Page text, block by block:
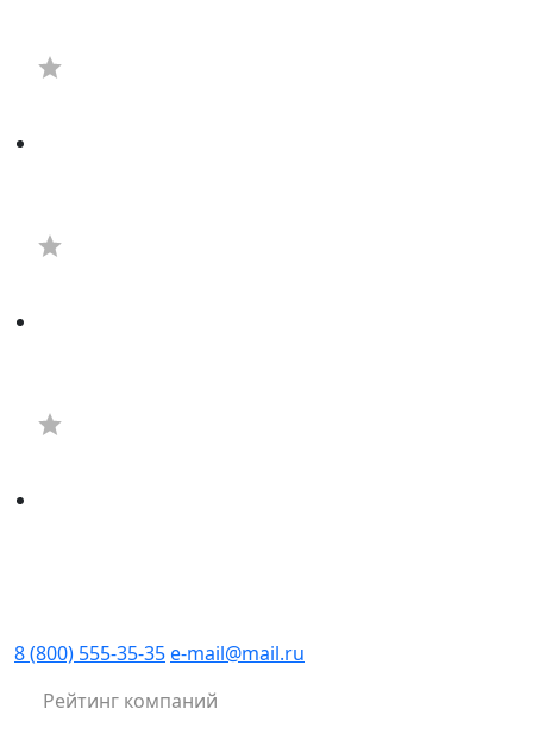
Рейтинг компаний
8 (800) 555-35-35e-mail@mail.ru